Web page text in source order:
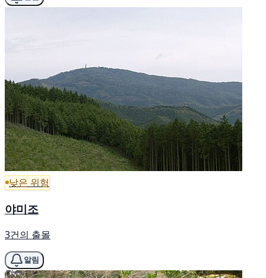
낮은 위험
야미조
3건의 출몰
알림